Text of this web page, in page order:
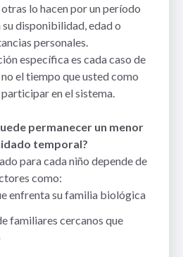
lo hacen por un período
disponibilidad, edad o
personales.
específica es cada caso de
el tiempo que usted como
en el sistema.
permanecer un menor
temporal?
para cada niño depende de
como:
enfrenta su familia biológica
familiares cercanos que